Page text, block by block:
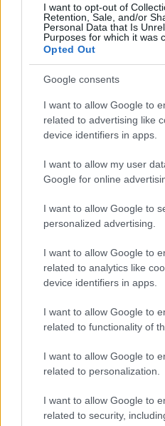
I want to opt-out of
Retention, Sale, and/or
Personal Data that Is
Purposes for which it was
Opted Out
Google consents
I want to allow Google to
related to advertising like
device identifiers in apps.
I want to allow my user
Google for online
I want to allow Google to
personalized advertising.
I want to allow Google to
related to analytics like
device identifiers in apps.
I want to allow Google to
related to functionality of
I want to allow Google to
related to personalization.
I want to allow Google to
related to security,
Közben a The New
tisztviselőkre
kínai vállalatok titkos
terveztek Iránnak. A
országokon
hogy elrejtsék a
A cikk szerint
Államok olyan
információkat
arra utalnak,
vállalatok
folytattak iráni
Egyelőre nem világos,
már fegyvereket,
jóvá a kínai
ügyről tájékoztatott